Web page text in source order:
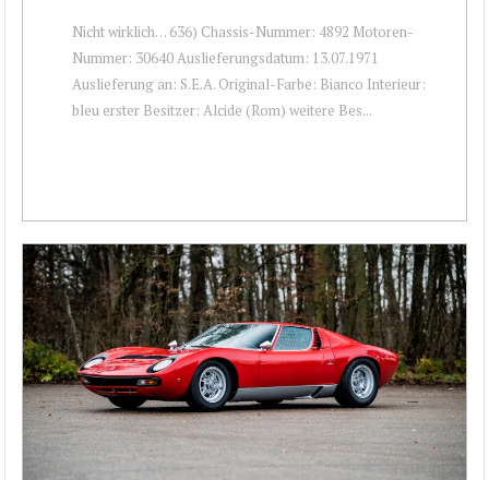
Nicht wirklich… 636) Chassis-Nummer: 4892 Motoren-
Nummer: 30640 Auslieferungsdatum: 13.07.1971
Auslieferung an: S.E.A. Original-Farbe: Bianco Interieur:
bleu erster Besitzer: Alcide (Rom) weitere Bes...